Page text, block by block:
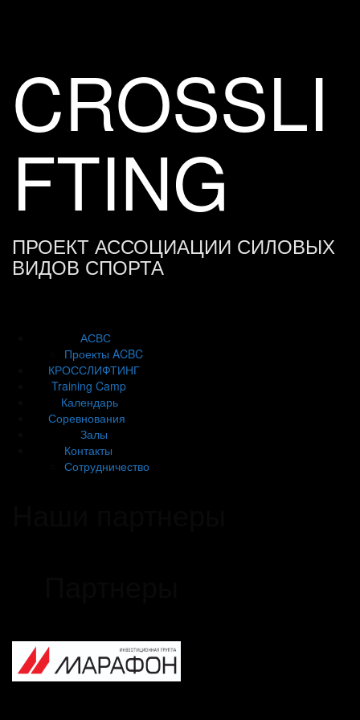
CROSSLI
FTING
ПРОЕКТ АССОЦИАЦИИ СИЛОВЫХ
ВИДОВ СПОРТА
АСВС
Проекты ACBC
КРОССЛИФТИНГ
Training Camp
Календарь
Соревнования
Залы
Контакты
Сотрудничество